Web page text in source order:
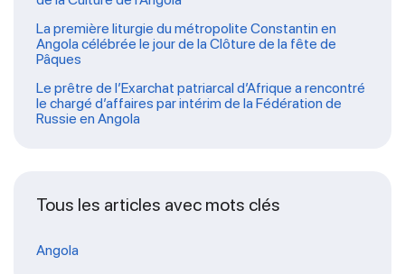
La première liturgie du métropolite Constantin en
Angola célébrée le jour de la Clôture de la fête de
Pâques
Le prêtre de l’Exarchat patriarcal d’Afrique a rencontré
le chargé d’affaires par intérim de la Fédération de
Russie en Angola
Tous les articles avec mots clés
Angola